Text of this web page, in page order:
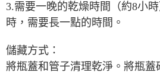
3.需要一晚的乾燥時間（約8小
時，需要長一點的時間。
儲藏方式：
將瓶蓋和管子清理乾淨。將瓶